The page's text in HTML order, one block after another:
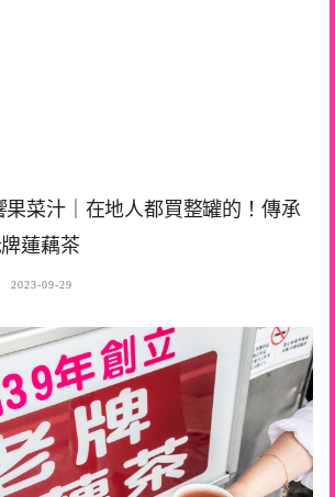
果菜汁｜在地人都買整罐的！傳承
蓮藕茶
2023-09-29